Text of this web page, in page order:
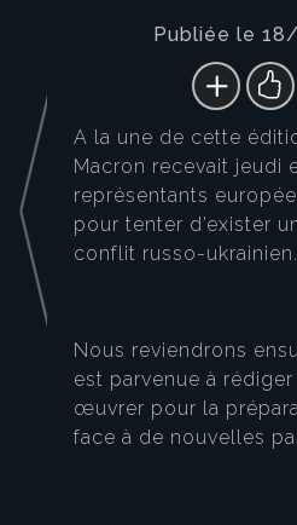
Publiée le
A la une de cette
Macron recevait jeudi
représentants
pour tenter d’exister
conflit russo-ukrainien.
Nous reviendrons
est parvenue à
œuvrer pour la
face à de nouvelles